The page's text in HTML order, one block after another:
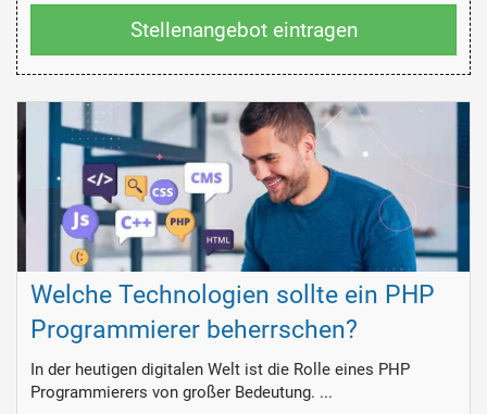
Stellenangebot eintragen
Welche Technologien sollte ein PHP
Programmierer beherrschen?
In der heutigen digitalen Welt ist die Rolle eines PHP
Programmierers von großer Bedeutung. ...